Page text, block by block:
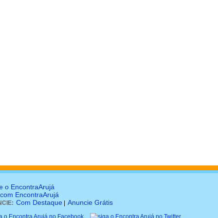
o EncontraArujá
EncontraArujá
Com Destaque Anuncie Grátis